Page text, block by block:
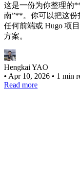
这是一份为你整理的
南”**。你可以把这份
任何前端或 Hugo 项
方案。
Hengkai YAO
• Apr 10, 2026 • 1 min
Read more